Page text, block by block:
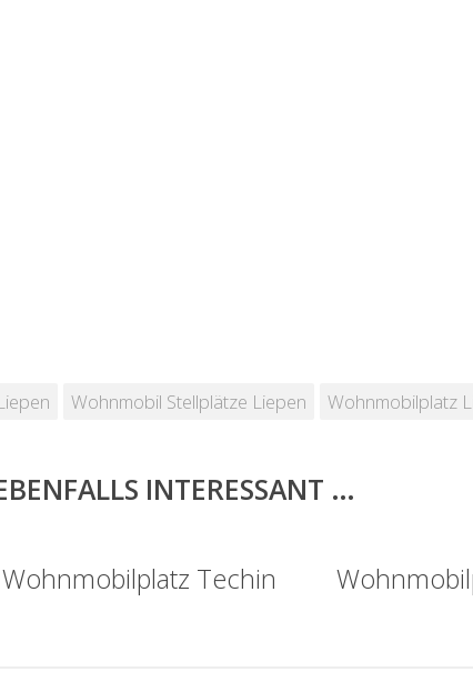
Wohnmobil Stellplätze Liepen Wohnmobilplatz
INTERESSANT …
Wohnmobilplatz Techin